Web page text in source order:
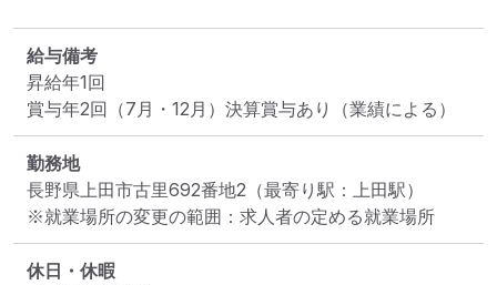
給与備考
昇給年1回
賞与年2回（7月・12月）決算賞与あり（業績による）
勤務地
長野県上田市古里692番地2 （最寄り駅：上田駅）
※就業場所の変更の範囲：求人者の定める就業場所
休日・休暇